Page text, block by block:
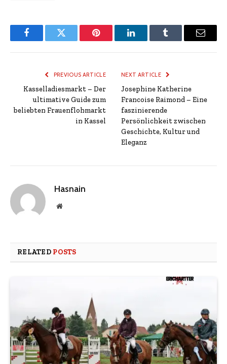
FacebookTwitter Pinterest LinkedInTumblr Email
PREVIOUS ARTICLE
Kasselladiesmarkt – Der
ultimative Guide zum
beliebten Frauenflohmarkt
in Kassel
NEXT ARTICLE
Josephine Katherine
Francoise Raimond – Eine
faszinierende
Persönlichkeit zwischen
Geschichte, Kultur und
Eleganz
Hasnain
Website
RELATED POSTS